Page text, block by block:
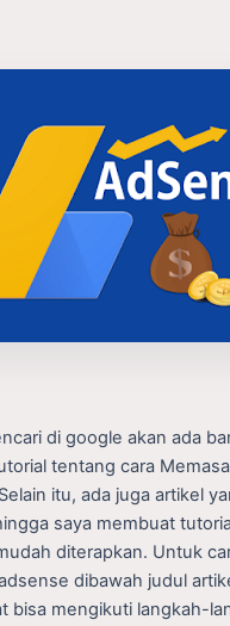
di google akan ada
tentang cara
itu, ada juga artikel
saya membuat
diterapkan. Untuk
dibawah judul
bisa mengikuti langkah-